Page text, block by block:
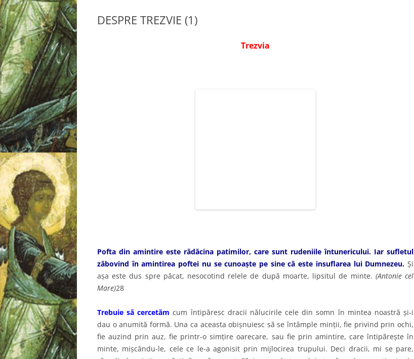
DESPRE TREZVIE (1)
Trezvia
Pofta din amintire este rădăcina patimilor, care sunt rudeniile întunericului. Iar sufletul
zăbovind în amintirea poftei nu se cunoaşte pe sine că este insuflarea lui Dumnezeu. Şi
aşa este dus spre păcat, nesocotind relele de după moarte, lipsitul de minte. (Antonie cel
Mare)28
Trebuie să cercetăm cum întipăresc dracii nălucirile cele din somn în mintea noastră şi-i
dau o anumită formă. Una ca aceasta obişnuiesc să se întâmple minţii, fie privind prin ochi,
fie auzind prin auz, fie printr-o simţire oarecare, sau fie prin amintire, care întipăreşte în
minte, mişcându-le, cele ce le-a agonisit prin mijlocirea trupului. Deci dracii, mi se pare,